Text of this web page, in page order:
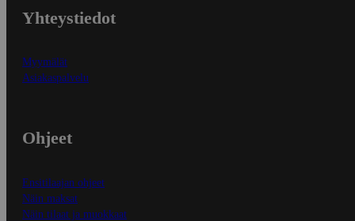
Yhteystiedot
Myymälät
Asiakaspalvelu
Ohjeet
Ensitilaajan ohjeet
Näin maksat
Näin tilaat ja muokkaat